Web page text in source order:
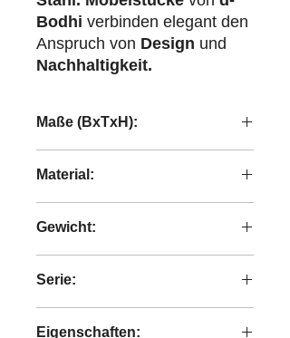
Bodhi verbinden elegant den
Anspruch von Design und
Nachhaltigkeit.
Maße (BxTxH):
Material:
Gewicht:
Serie:
Eigenschaften: